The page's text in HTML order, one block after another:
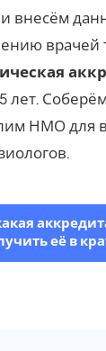
и внесём
врачей
лет.
НМО для
её в